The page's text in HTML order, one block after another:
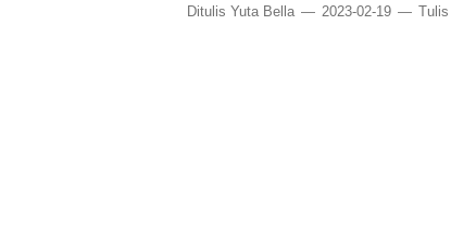
Ditulis Yuta Bella 2023-02-19